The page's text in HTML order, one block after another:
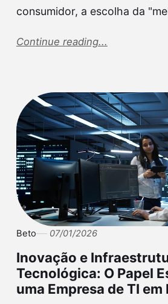
consumidor, a escolha da
Continue reading...
Beto 07/01/2026
Inovação e
Tecnológica: O Papel
uma Empresa de TI